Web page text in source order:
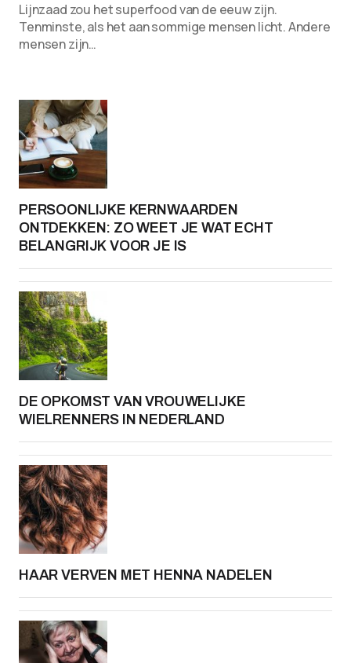
Lijnzaad zou het superfood van de eeuw zijn.
Tenminste, als het aan sommige mensen licht. Andere
mensen zijn…
PERSOONLIJKE KERNWAARDEN
ONTDEKKEN: ZO WEET JE WAT ECHT
BELANGRIJK VOOR JE IS
DE OPKOMST VAN VROUWELIJKE
WIELRENNERS IN NEDERLAND
HAAR VERVEN MET HENNA NADELEN